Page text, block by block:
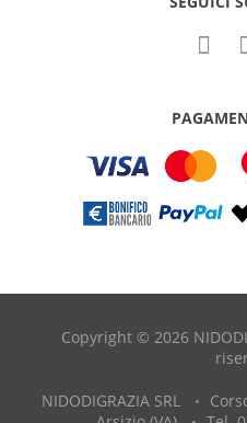
Copyright © 2026
NIDODIGRAZIA SRL